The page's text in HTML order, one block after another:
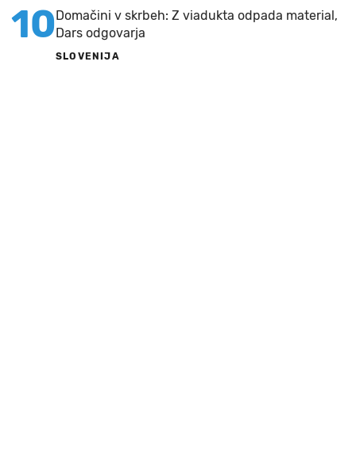
10Domačini v skrbeh: Z viadukta odpada material,
Dars odgovarja
SLOVENIJA